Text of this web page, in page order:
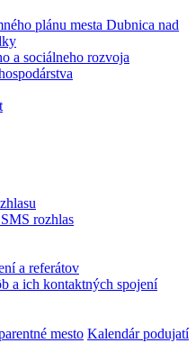
plánu mesta Dubnica nad
a sociálneho rozvoja
rozhlas
a referátov
a ich kontaktných spojení
mesto Kalendár podujatí